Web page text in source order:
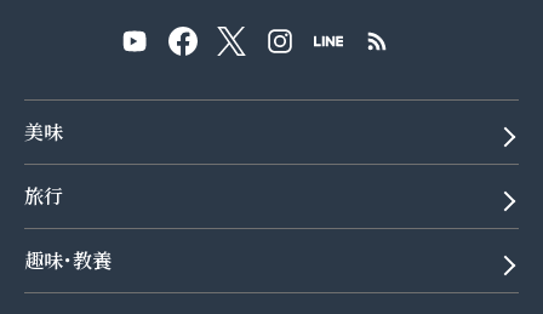
美味
旅行
趣味･教養